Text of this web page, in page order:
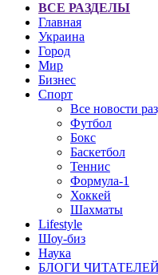
ВСЕ РАЗДЕЛЫ
Главная
Украина
Город
Мир
Бизнес
Спорт
Все новости
Футбол
Бокс
Баскетбол
Теннис
Формула-1
Хоккей
Шахматы
Lifestyle
Шоу-биз
Наука
БЛОГИ ЧИТАТЕЛЕЙ